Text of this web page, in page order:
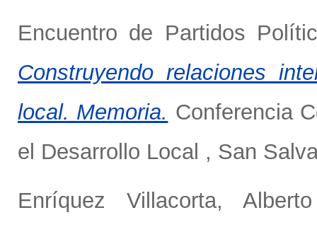
Encuentro de Partidos
Construyendo relaciones
local. Memoria. Conferencia
el Desarrollo Local , San
Enríquez Villacorta, Alberto